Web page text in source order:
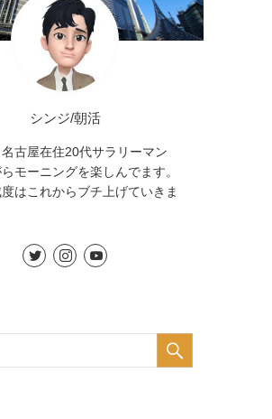
シンジ/朝活
古屋在住20代サラリーマン
モーニングを楽しんでます。
はこれからブチ上げていきま